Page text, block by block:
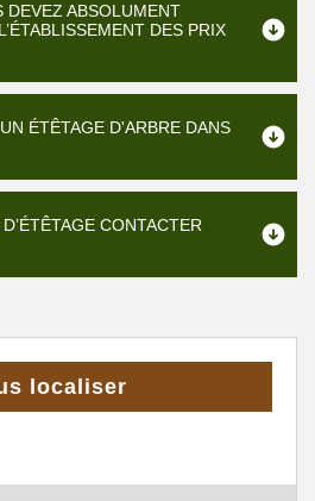
DEVEZ ABSOLUMENT
DES PRIX
ÉTÊTAGE D'ARBRE DANS
CONTACTER
localiser